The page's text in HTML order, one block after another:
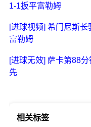
1-1扳平富勒姆
[进球视频] 希门尼斯
富勒姆
[进球无效] 萨卡第88
先
相关标签